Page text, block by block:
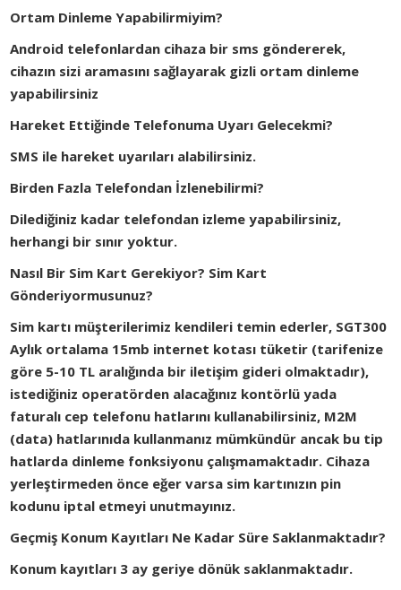
Ortam Dinleme Yapabilirmiyim?
Android telefonlardan cihaza bir sms göndererek,
cihazın sizi aramasını sağlayarak gizli ortam dinleme
yapabilirsiniz
Hareket Ettiğinde Telefonuma Uyarı Gelecekmi?
SMS ile hareket uyarıları alabilirsiniz.
Birden Fazla Telefondan İzlenebilirmi?
Dilediğiniz kadar telefondan izleme yapabilirsiniz,
herhangi bir sınır yoktur.
Nasıl Bir Sim Kart Gerekiyor? Sim Kart
Gönderiyormusunuz?
Sim kartı müşterilerimiz kendileri temin ederler, SGT300
Aylık ortalama 15mb internet kotası tüketir (tarifenize
göre 5-10 TL aralığında bir iletişim gideri olmaktadır),
istediğiniz operatörden alacağınız kontörlü yada
faturalı cep telefonu hatlarını kullanabilirsiniz, M2M
(data) hatlarınıda kullanmanız mümkündür ancak bu tip
hatlarda dinleme fonksiyonu çalışmamaktadır. Cihaza
yerleştirmeden önce eğer varsa sim kartınızın pin
kodunu iptal etmeyi unutmayınız.
Geçmiş Konum Kayıtları Ne Kadar Süre Saklanmaktadır?
Konum kayıtları 3 ay geriye dönük saklanmaktadır.